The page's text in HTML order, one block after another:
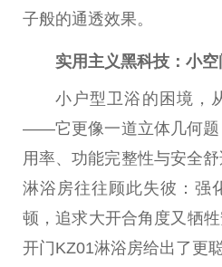
子般的通透效果。
实用主义黑科技：小
小户型卫浴的困境，
——它更像一道立体几何题
用率、功能完整性与安全
淋浴房往往顾此失彼：强
顿，追求大开合角度又牺
开门KZ01淋浴房给出了更